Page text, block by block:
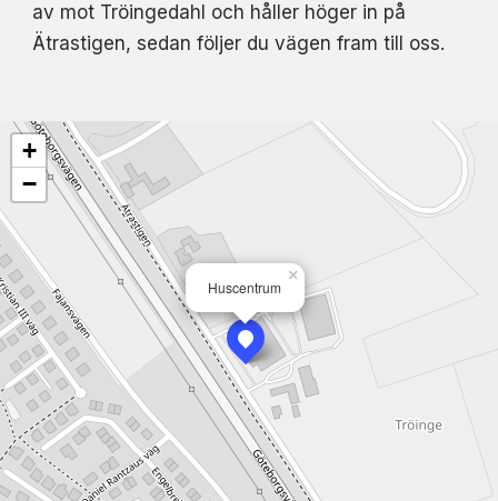
av mot Tröingedahl och håller höger in på
Ätrastigen, sedan följer du vägen fram till oss.
Huscentrum
×
+
−